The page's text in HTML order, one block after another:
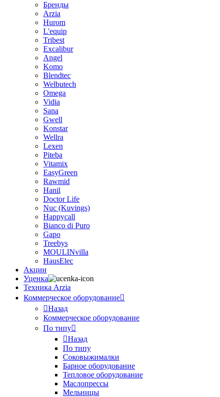
Бренды
Arzia
Hurom
L'equip
Tribest
Excalibur
Angel
Komo
Blendtec
Welbutech
Omega
Vidia
Sana
Gwell
Konstar
Wellra
Lexen
Piteba
Vitamix
EasyGreen
Rawmid
Hanil
Doctor Life
Nuc (Kuvings)
Happycall
Bianco di Puro
Gapo
Treebys
MOULINvilla
HausElec
Акции
Уценка
Техника Arzia
Коммерческое оборудование
Назад
Коммерческое оборудование
По типу
Назад
По типу
Соковыжималки
Барное оборудование
Тепловое оборудование
Маслопрессы
Мельницы